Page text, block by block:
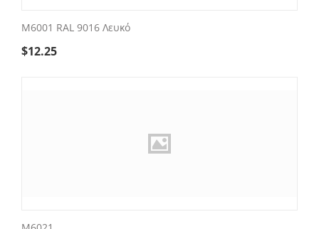
M6001 RAL 9016 Λευκό
$12.25